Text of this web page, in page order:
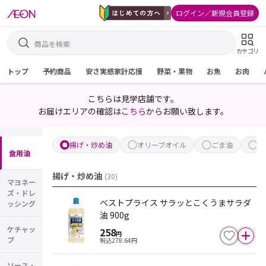
ログイン／新規会員登録
カテゴリ
トップ 予約商品 安さ実感家計応援 野菜・果物 お魚 お肉
こちらは見学店舗です。
お届けエリアの確認はこちらからお願い致します。
食用油
マヨネー
ズ・ドレ
ッシング
ケチャッ
プ
揚げ・炒め油 オリーブオイル ごま油
揚げ・炒め油 (30)
ベストプライス サラッとこくうまサラダ
油 900g
258円
税込278.64円